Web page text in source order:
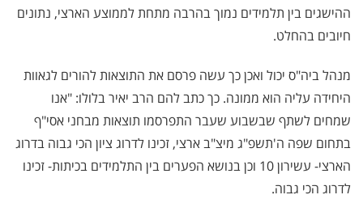
ההישגים בין תלמידים נמוך בהרבה מתחת לממוצע הארצי, נתונים
חיובים בהחלט.
מנהל ביה"ס יכול ואכן כך עשה פרסם את התוצאות להורים לגאוות
היחידה עליה הוא ממונה. כך כתב להם הרב יאיר בלולו: "אנו
שמחים לשתף שבשבוע שעבר התפרסמו תוצאות מבחני אסי"ף
בתחום שפה ה'תשפ"ג מיצ"ב ארצי, זכינו לדרוג ציון הכי גבוה בדרוג
הארצי- עשירון 10 וכן בנושא הפערים בין התלמידים בכיתות- זכינו
לדרוג הכי גבוה.